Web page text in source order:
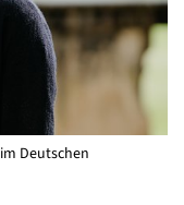
Deutschen